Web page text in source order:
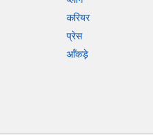
करियर
प्रेस
आँकड़े